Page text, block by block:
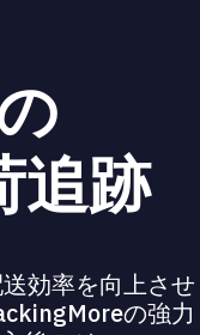
追跡
効率を向上させ
の強力